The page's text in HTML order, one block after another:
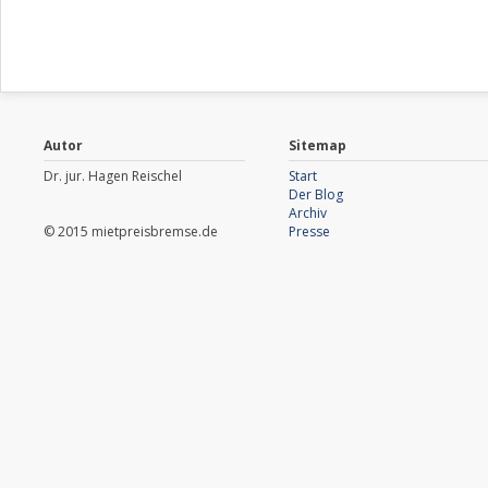
Autor
Dr. jur. Hagen Reischel
© 2015 mietpreisbremse.de
Sitemap
Start
Der Blog
Archiv
Presse